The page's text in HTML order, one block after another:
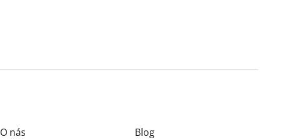
O nás Blog